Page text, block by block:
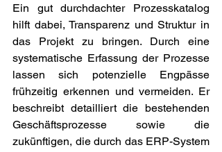
Ein gut durchdachter Prozesskatalog
hilft dabei, Transparenz und Struktur in
das Projekt zu bringen. Durch eine
systematische Erfassung der Prozesse
lassen sich potenzielle Engpässe
frühzeitig erkennen und vermeiden. Er
beschreibt detailliert die bestehenden
Geschäftsprozesse sowie die
zukünftigen, die durch das ERP-System